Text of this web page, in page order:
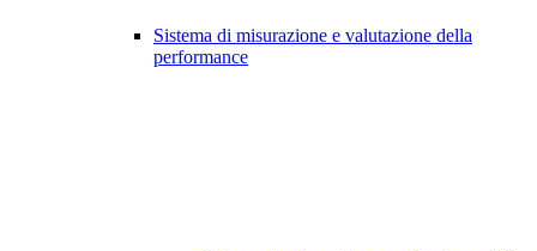
Sistema di misurazione e valutazione della
performance